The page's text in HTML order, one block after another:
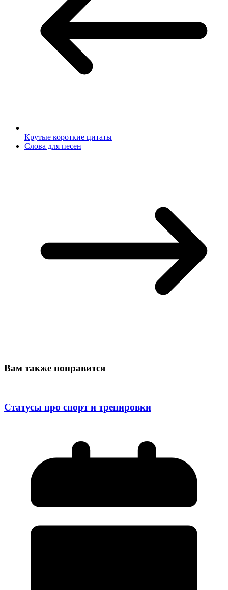
Крутые короткие цитаты
Слова для песен
Вам также понравится
Статусы про спорт и тренировки